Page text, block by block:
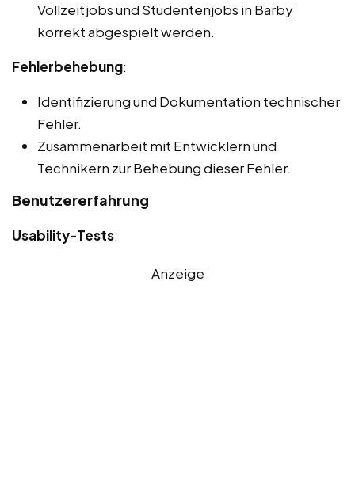
Vollzeitjobs und Studentenjobs in Barby
korrekt abgespielt werden.
Fehlerbehebung:
Identifizierung und Dokumentation technischer
Fehler.
Zusammenarbeit mit Entwicklern und
Technikern zur Behebung dieser Fehler.
Benutzererfahrung
Usability-Tests:
Anzeige